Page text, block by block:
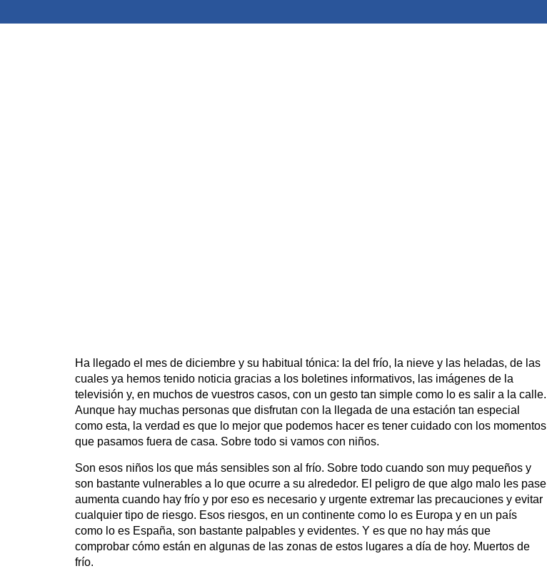
Ha llegado el mes de diciembre y su habitual tónica: la del frío, la nieve y las heladas, de las
cuales ya hemos tenido noticia gracias a los boletines informativos, las imágenes de la
televisión y, en muchos de vuestros casos, con un gesto tan simple como lo es salir a la calle.
Aunque hay muchas personas que disfrutan con la llegada de una estación tan especial
como esta, la verdad es que lo mejor que podemos hacer es tener cuidado con los momentos
que pasamos fuera de casa. Sobre todo si vamos con niños.
Son esos niños los que más sensibles son al frío. Sobre todo cuando son muy pequeños y
son bastante vulnerables a lo que ocurre a su alrededor. El peligro de que algo malo les pase
aumenta cuando hay frío y por eso es necesario y urgente extremar las precauciones y evitar
cualquier tipo de riesgo. Esos riesgos, en un continente como lo es Europa y en un país
como lo es España, son bastante palpables y evidentes. Y es que no hay más que
comprobar cómo están en algunas de las zonas de estos lugares a día de hoy. Muertos de
frío.